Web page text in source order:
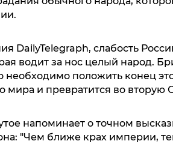
DailyTelegraph, слабость
водит за нос целый народ.
необходимо положить конец
мира и превратится во
напоминает о точном
"Чем ближе крах империи,